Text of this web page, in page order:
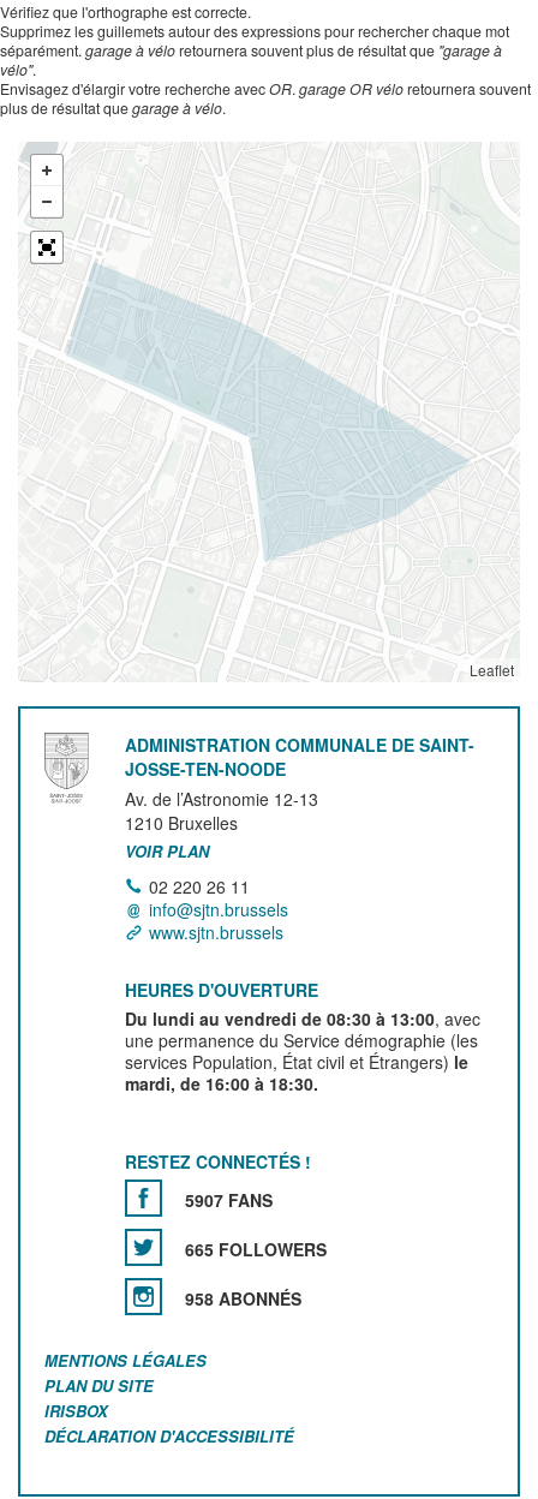
Vérifiez que l'orthographe est correcte.
Supprimez les guillemets autour des expressions pour rechercher chaque mot
séparément. garage à véloretournera souvent plus de résultat que "garage à
vélo".
Envisagez d'élargir votre recherche avecOR. garage OR véloretournera souvent
plus de résultat quegarage à vélo.
Leaflet
ADMINISTRATION COMMUNALE DE SAINT-
JOSSE-TEN-NOODE
Av. de l’Astronomie 12-13
1210 Bruxelles
VOIR PLAN
02 220 26 11
info@sjtn.brussels
www.sjtn.brussels
HEURES D'OUVERTURE
Du lundi au vendredi de 08:30 à 13:00, avec
une permanence du Service démographie (les
services Population, État civil et Étrangers) le
mardi, de 16:00 à 18:30.
RESTEZ CONNECTÉS !
5907 FANS
665 FOLLOWERS
958 ABONNÉS
MENTIONS LÉGALES
PLAN DU SITE
IRISBOX
DÉCLARATION D'ACCESSIBILITÉ